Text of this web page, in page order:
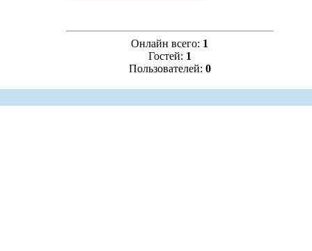
Онлайн всего: 1
Гостей: 1
Пользователей: 0